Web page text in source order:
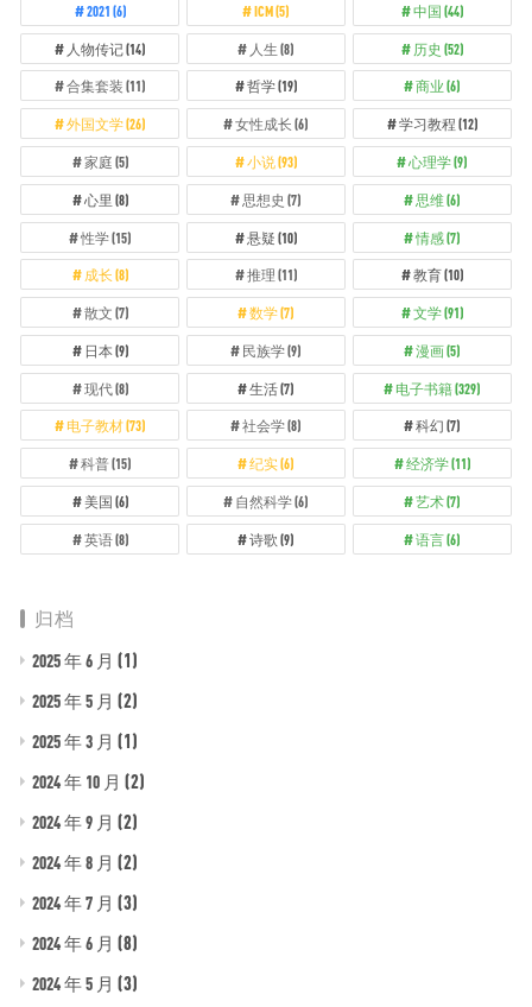
2021 (6) ICM(5) 中国 (44)
人物传记 (14) 人生 (8) 历史 (52)
合集套装 (11) 哲学(19) 商业 (6)
外国文学(26) 女性成长 (6) 学习教程 (12)
家庭 (5) 小说(93) 心理学(9)
心里 (8) 思想史 (7) 思维(6)
性学(15) 悬疑 (10) 情感(7)
成长 (8) 推理 (11) 教育(10)
散文 (7) 数学(7) 文学(91)
日本(9) 民族学(9) 漫画(5)
现代 (8) 生活(7) 电子书籍(329)
电子教材(73) 社会学(8) 科幻 (7)
科普(15) 纪实(6) 经济学(11)
美国 (6) 自然科学(6) 艺术(7)
英语(8) 诗歌 (9) 语言(6)
归档
2025 年 6 月 (1)
2025 年 5 月 (2)
2025 年 3 月 (1)
2024 年 10 月 (2)
2024 年 9 月 (2)
2024 年 8 月 (2)
2024 年 7 月 (3)
2024 年 6 月 (8)
2024 年 5 月 (3)